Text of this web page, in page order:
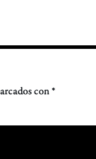
con*